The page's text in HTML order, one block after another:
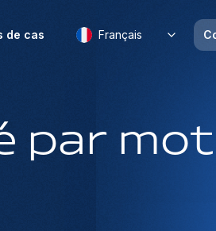
de cas Français
par